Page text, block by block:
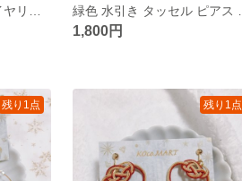
1,800円
残り1点 残り1点